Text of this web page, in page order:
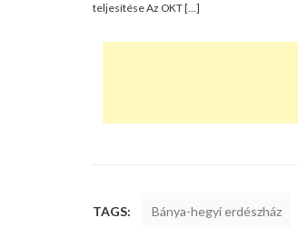
teljesítése Az OKT […]
TAGS: Bánya-hegyi erdészház